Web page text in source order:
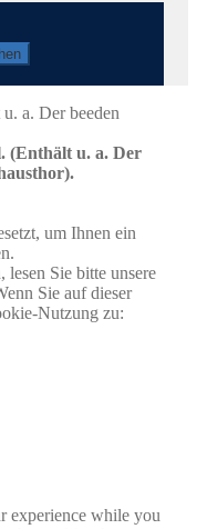
(Enthält u. a. Der
um Ihnen ein
lesen Sie bitte unsere
Sie auf dieser
Nutzung zu:
experience while you